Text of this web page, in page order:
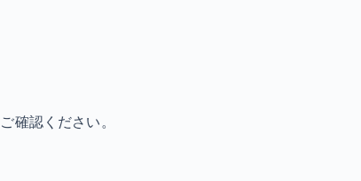
確認ください。